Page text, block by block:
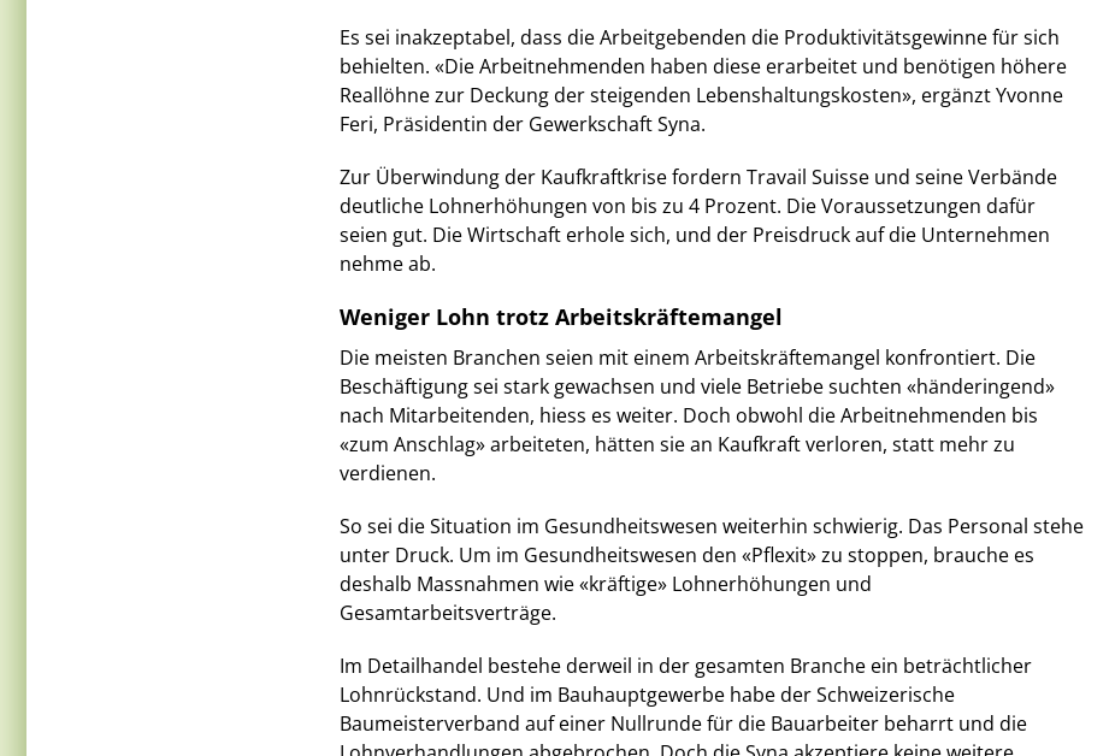
Es sei inakzeptabel, dass die Arbeitgebenden die Produktivitätsgewinne für sich
behielten. «Die Arbeitnehmenden haben diese erarbeitet und benötigen höhere
Reallöhne zur Deckung der steigenden Lebenshaltungskosten», ergänzt Yvonne
Feri, Präsidentin der Gewerkschaft Syna.
Zur Überwindung der Kaufkraftkrise fordern Travail Suisse und seine Verbände
deutliche Lohnerhöhungen von bis zu 4 Prozent. Die Voraussetzungen dafür
seien gut. Die Wirtschaft erhole sich, und der Preisdruck auf die Unternehmen
nehme ab.
Weniger Lohn trotz Arbeitskräftemangel
Die meisten Branchen seien mit einem Arbeitskräftemangel konfrontiert. Die
Beschäftigung sei stark gewachsen und viele Betriebe suchten «händeringend»
nach Mitarbeitenden, hiess es weiter. Doch obwohl die Arbeitnehmenden bis
«zum Anschlag» arbeiteten, hätten sie an Kaufkraft verloren, statt mehr zu
verdienen.
So sei die Situation im Gesundheitswesen weiterhin schwierig. Das Personal stehe
unter Druck. Um im Gesundheitswesen den «Pflexit» zu stoppen, brauche es
deshalb Massnahmen wie «kräftige» Lohnerhöhungen und
Gesamtarbeitsverträge.
Im Detailhandel bestehe derweil in der gesamten Branche ein beträchtlicher
Lohnrückstand. Und im Bauhauptgewerbe habe der Schweizerische
Baumeisterverband auf einer Nullrunde für die Bauarbeiter beharrt und die